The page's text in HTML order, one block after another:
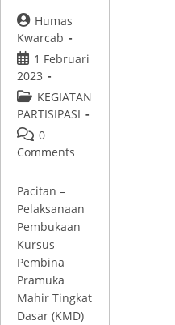
Humas
Kwarcab
1 Februari
2023
KEGIATAN
PARTISIPASI
0
Comments
Pacitan –
Pelaksanaan
Pembukaan
Kursus
Pembina
Pramuka
Mahir Tingkat
Dasar (KMD)